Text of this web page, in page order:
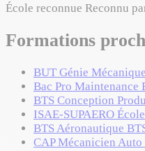
École reconnue Reconnu
Formations
BUT Génie Mécanique
Bac Pro Maintenance
BTS Conception
ISAE-SUPAERO
BTS Aéronautique
CAP Mécanicien Auto